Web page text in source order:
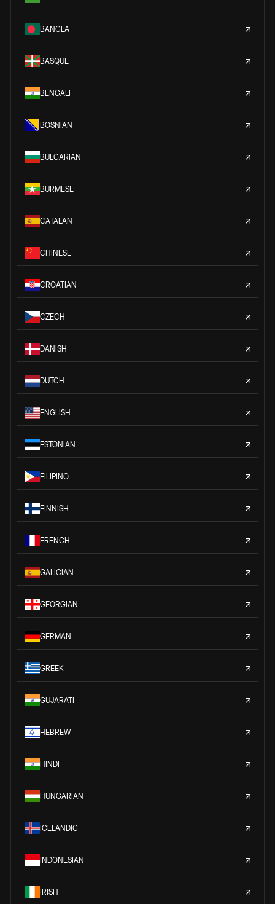
BANGLA
BASQUE
BENGALI
BOSNIAN
BULGARIAN
BURMESE
CATALAN
CHINESE
CROATIAN
CZECH
DANISH
DUTCH
ENGLISH
ESTONIAN
FILIPINO
FINNISH
FRENCH
GALICIAN
GEORGIAN
GERMAN
GREEK
GUJARATI
HEBREW
HINDI
HUNGARIAN
ICELANDIC
INDONESIAN
IRISH